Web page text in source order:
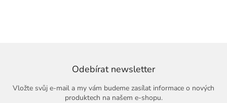
Odebírat newsletter
Vložte svůj e-mail a my vám budeme zasílat informace o nových
produktech na našem e-shopu.